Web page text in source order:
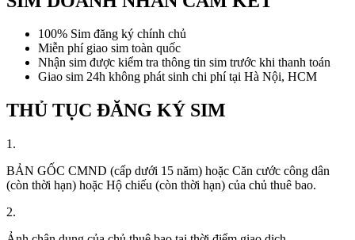
100% Sim đăng ký chính chủ
Miễn phí giao sim toàn quốc
Nhận sim được kiểm tra thông tin sim trước khi thanh toán
Giao sim 24h không phát sinh chi phí tại Hà Nội, HCM
THỦ TỤC ĐĂNG KÝ SIM
1.
BẢN GỐC CMND (cấp dưới 15 năm) hoặc Căn cước công dân
(còn thời hạn) hoặc Hộ chiếu (còn thời hạn) của chủ thuê bao.
2.